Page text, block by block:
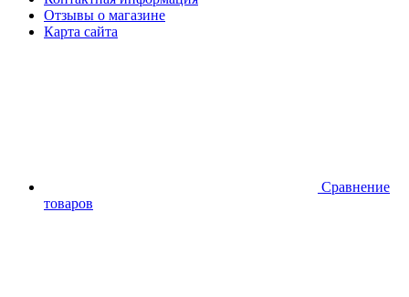
Отзывы о магазине
Карта сайта
Сравнение
товаров